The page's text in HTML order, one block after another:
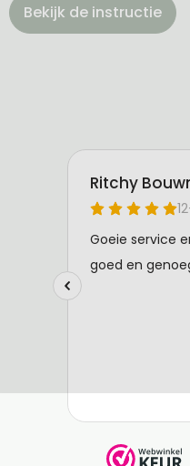
Bekijk de instructie